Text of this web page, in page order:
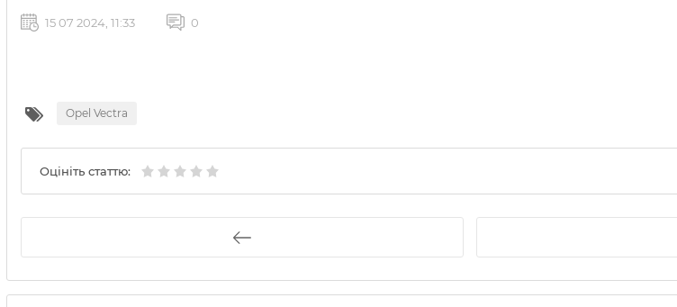
15 07 2024, 11:33 0
Opel Vectra
Оцініть статтю: